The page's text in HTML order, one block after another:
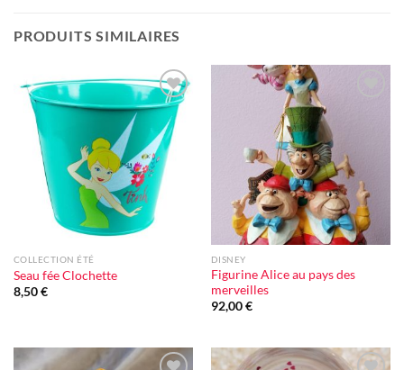
PRODUITS SIMILAIRES
Ajouter
à la liste
d'envie
COLLECTION ÉTÉ
Seau fée Clochette
8,50€
DISNEY
Figurine Alice au pays des
merveilles
92,00€